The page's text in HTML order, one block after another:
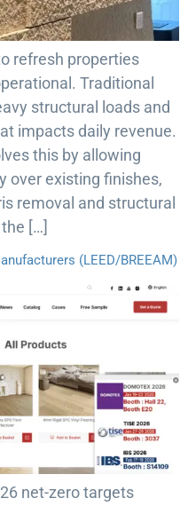
refresh properties
Traditional
structural loads and
impacts daily revenue.
this by allowing
over existing finishes,
removal and structural
[…]
(LEED/BREEAM)
net-zero targets